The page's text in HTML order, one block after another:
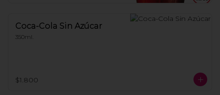
Coca-Cola Sin Azúcar
350ml.
$1.800